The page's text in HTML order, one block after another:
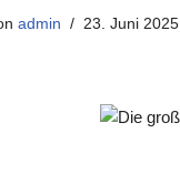
admin 23. Juni 2025